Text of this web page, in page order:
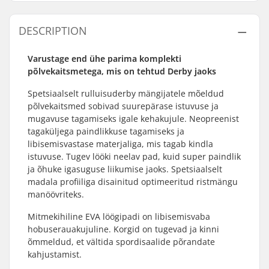
DESCRIPTION
Varustage end ühe parima komplekti
põlvekaitsmetega, mis on tehtud Derby jaoks
Spetsiaalselt rulluisuderby mängijatele mõeldud
põlvekaitsmed sobivad suurepärase istuvuse ja
mugavuse tagamiseks igale kehakujule. Neopreenist
tagaküljega paindlikkuse tagamiseks ja
libisemisvastase materjaliga, mis tagab kindla
istuvuse. Tugev lööki neelav pad, kuid super paindlik
ja õhuke igasuguse liikumise jaoks. Spetsiaalselt
madala profiiliga disainitud optimeeritud ristmängu
manöövriteks.
Mitmekihiline EVA löögipadi on libisemisvaba
hobuserauakujuline. Korgid on tugevad ja kinni
õmmeldud, et vältida spordisaalide põrandate
kahjustamist.